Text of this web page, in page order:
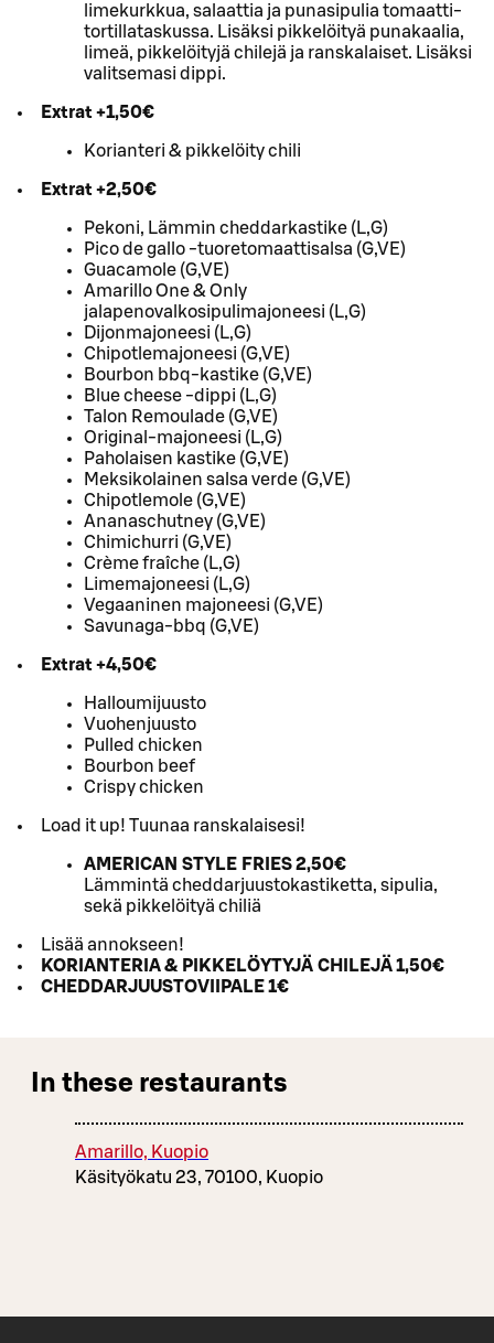
limekurkkua, salaattia ja punasipulia tomaatti-
tortillataskussa. Lisäksi pikkelöityä punakaalia,
limeä, pikkelöityjä chilejä ja ranskalaiset. Lisäksi
valitsemasi dippi.
Extrat +1,50€
Korianteri & pikkelöity chili
Extrat +2,50€
Pekoni, Lämmin cheddarkastike (L,G)
Pico de gallo -tuoretomaattisalsa (G,VE)
Guacamole (G,VE)
Amarillo One & Only
jalapenovalkosipulimajoneesi (L,G)
Dijonmajoneesi (L,G)
Chipotlemajoneesi (G,VE)
Bourbon bbq-kastike (G,VE)
Blue cheese -dippi (L,G)
Talon Remoulade (G,VE)
Original-majoneesi (L,G)
Paholaisen kastike (G,VE)
Meksikolainen salsa verde (G,VE)
Chipotlemole (G,VE)
Ananaschutney (G,VE)
Chimichurri (G,VE)
Crème fraîche (L,G)
Limemajoneesi (L,G)
Vegaaninen majoneesi (G,VE)
Savunaga-bbq (G,VE)
Extrat +4,50€
Halloumijuusto
Vuohenjuusto
Pulled chicken
Bourbon beef
Crispy chicken
Load it up! Tuunaa ranskalaisesi!
AMERICAN STYLE FRIES 2,50€
Lämmintä cheddarjuustokastiketta, sipulia,
sekä pikkelöityä chiliä
Lisää annokseen!
KORIANTERIA & PIKKELÖYTYJÄ CHILEJÄ 1,50€
CHEDDARJUUSTOVIIPALE 1€
In these restaurants
Amarillo, Kuopio
Käsityökatu 23, 70100, Kuopio